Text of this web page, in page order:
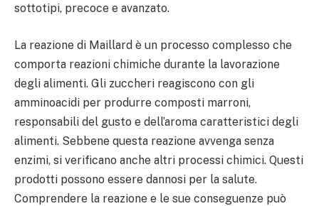
sottotipi, precoce e avanzato.
La reazione di Maillard è un processo complesso che
comporta reazioni chimiche durante la lavorazione
degli alimenti. Gli zuccheri reagiscono con gli
amminoacidi per produrre composti marroni,
responsabili del gusto e dell’aroma caratteristici degli
alimenti. Sebbene questa reazione avvenga senza
enzimi, si verificano anche altri processi chimici. Questi
prodotti possono essere dannosi per la salute.
Comprendere la reazione e le sue conseguenze può